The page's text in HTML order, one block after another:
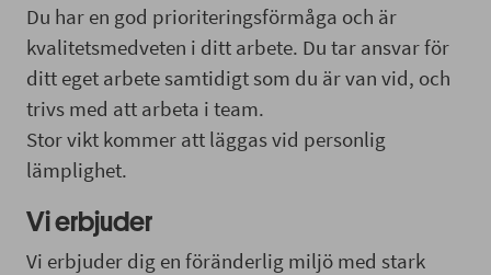
Du har en god prioriteringsförmåga och är
kvalitetsmedveten i ditt arbete. Du tar ansvar för
ditt eget arbete samtidigt som du är van vid, och
trivs med att arbeta i team.
Stor vikt kommer att läggas vid personlig
lämplighet.
Vi erbjuder
Vi erbjuder dig en föränderlig miljö med stark